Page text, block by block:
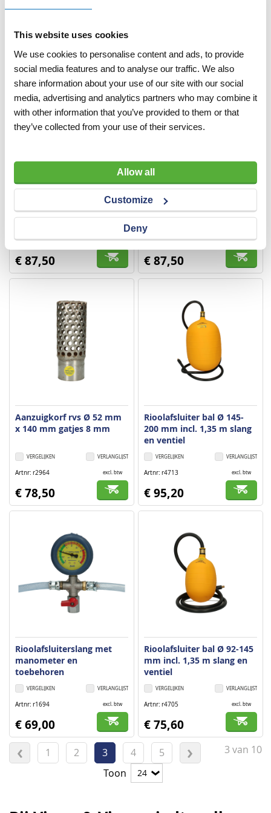
This website uses cookies
We use cookies to personalise content and ads, to provide
social media features and to analyse our traffic. We also
share information about your use of our site with our social
media, advertising and analytics partners who may combine it
with other information that you’ve provided to them or that
they’ve collected from your use of their services.
Allow all
Customize
Deny
Artnr r10300
€ 6,00
Aanzuigkorf met
waterslang Ø 50 mm
VERLANGLIJST
Artnr r2965 excl. btw
€ 87,50
Aanzuigkorf met
slangpilaar 3" voor
waterslang Ø 75 mm
Artnr r2966 excl. btw
€ 87,50
Aanzuigkorf rvs Ø 52 mm
x 140 mm gatjes 8 mm
VERLANGLIJST
VERGELIJKEN
Artnr r2964 excl. btw
€ 78,50
Rioolafsluiter bal Ø 145-
200 mm incl. 1,35 m slang
en ventiel
VERLANGLIJST
VERGELIJKEN
Artnr r4713 excl. btw
€ 95,20
Rioolafsluiterslang met
manometer en
toebehoren
VERLANGLIJST
VERGELIJKEN
Artnr r1694 excl. btw
€ 69,00
Rioolafsluiter bal Ø 92-145
mm incl. 1,35 m slang en
ventiel
VERLANGLIJST
VERGELIJKEN
Artnr r4705 excl. btw
€ 75,60
Pagina
Pagina
VorigePagina
1 Pagina
2
U
lees
3 Pagina
4 Pagina
5 Volgende
3 van 10
Toon